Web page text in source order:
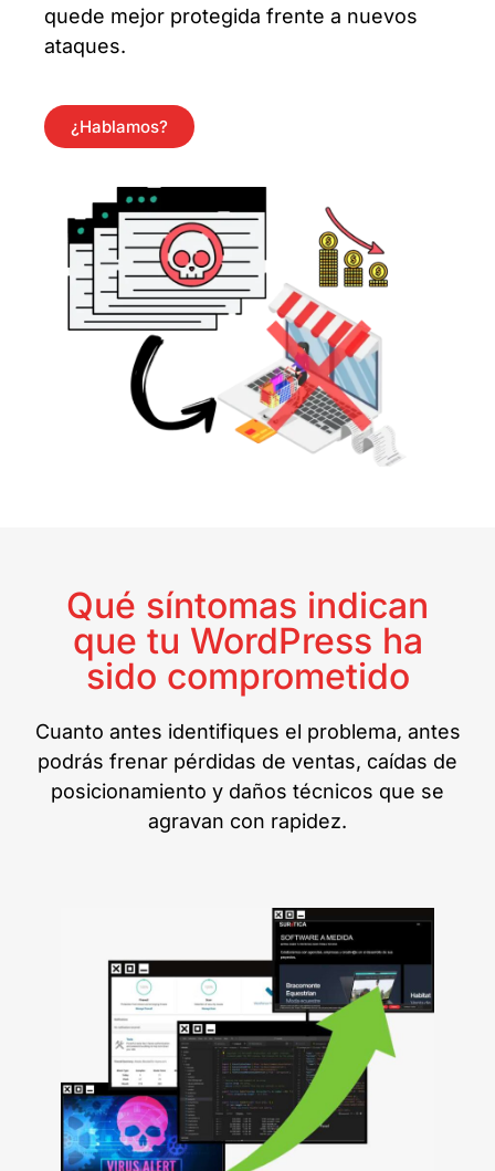
quede mejor protegida frente a nuevos
ataques.
¿Hablamos?
Qué síntomas indican
que tu WordPress ha
sido comprometido
Cuanto antes identifiques el problema, antes
podrás frenar pérdidas de ventas, caídas de
posicionamiento y daños técnicos que se
agravan con rapidez.